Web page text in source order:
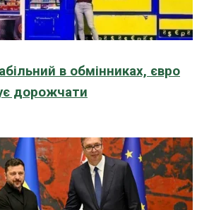
в обмінниках, євро
дорожчати